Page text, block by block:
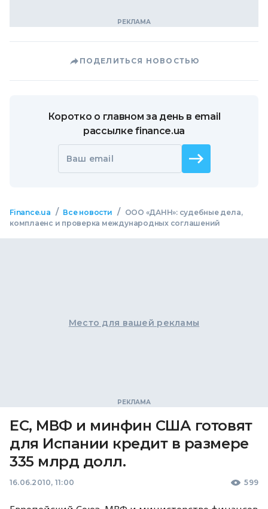
ПОДЕЛИТЬСЯ НОВОСТЬЮ
Коротко о главном за день в email
рассылке finance.ua
Ваш email
Finance.ua / Все новости /
ООО «ДАНН»: судебные дела,
комплаенс и проверка международных соглашений
Место для вашей рекламы
ЕС, МВФ и минфин США готовят
для Испании кредит в размере
335 млрд долл.
16.06.2010, 11:00 599